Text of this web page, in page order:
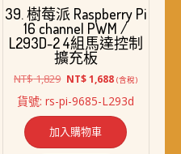
。
39. 樹莓派 Raspberry Pi
16 channel PWM /
L293D-2 4組馬達控制
擴充板
NT$1,829 原
價
NT$ 1,829。
NT$1,688目
價
格：
NT$ 1,688。
(含稅)
貨號: rs-pi-9685-L293d
加入購物車